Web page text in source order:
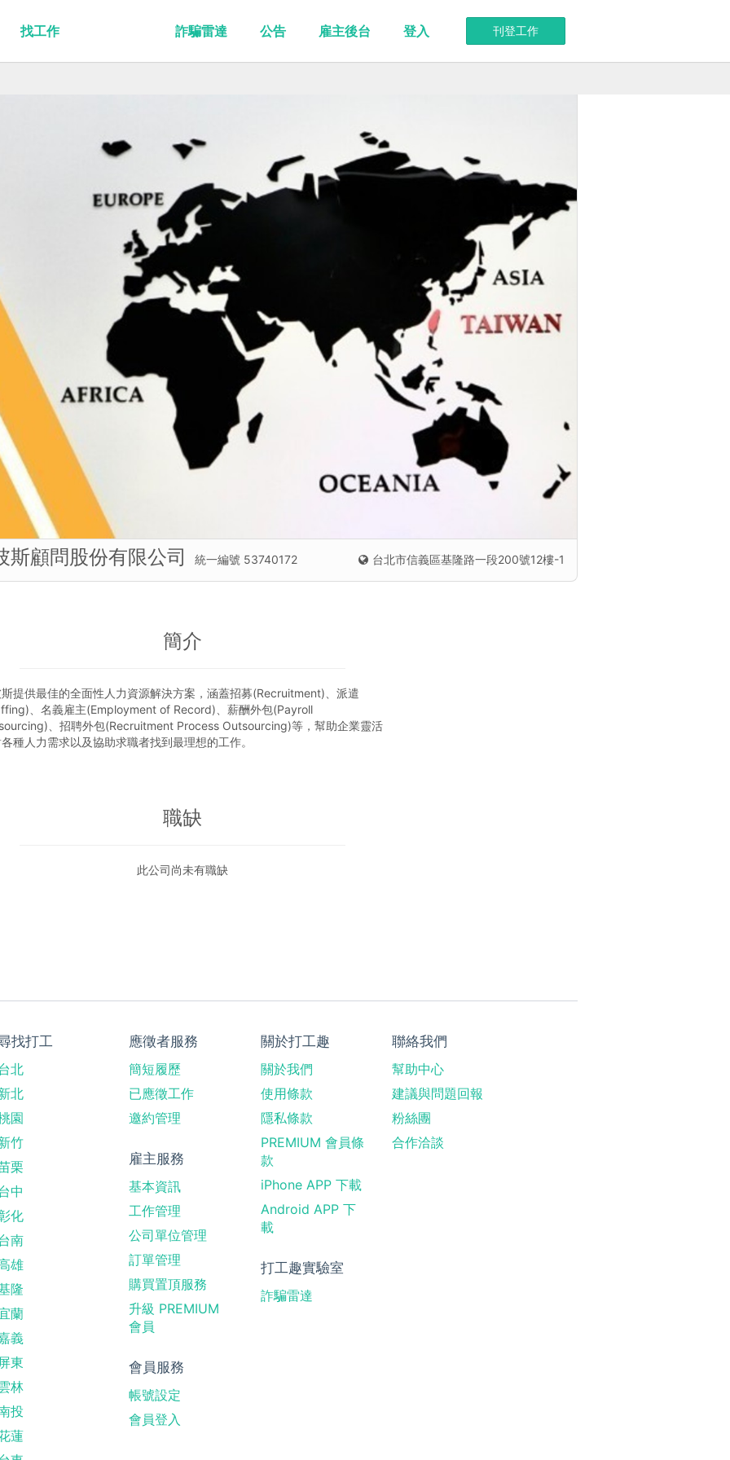
刊登工作
找工作 詐騙雷達 公告 雇主後台 登入
斯顧問股份有限公司 統一編號 53740172 台北市信義區基隆路一段200號12樓-1
簡介
提供最佳的全面性人力資源解決方案，涵蓋招募(Recruitment)、派遣
、名義雇主(Employment of Record)、薪酬外包(Payroll
、招聘外包(Recruitment Process Outsourcing)等，幫助企業靈活
種人力需求以及協助求職者找到最理想的工作。
職缺
此公司尚未有職缺
找打工
北
北
園
竹
栗
中
化
南
雄
隆
蘭
義
東
林
投
蓮
應徵者服務
簡短履歷
已應徵工作
邀約管理
雇主服務
基本資訊
工作管理
公司單位管理
訂單管理
購買置頂服務
升級 PREMIUM
會員
會員服務
帳號設定
會員登入
關於打工趣
關於我們
使用條款
隱私條款
PREMIUM 會員條
款
iPhone APP 下載
Android APP 下
載
打工趣實驗室
詐騙雷達
聯絡我們
幫助中心
建議與問題回報
粉絲團
合作洽談